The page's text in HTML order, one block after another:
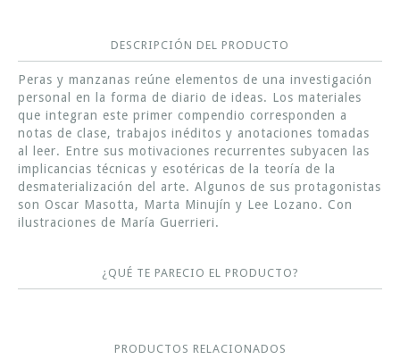
DESCRIPCIÓN DEL PRODUCTO
Peras y manzanas reúne elementos de una investigación
personal en la forma de diario de ideas. Los materiales
que integran este primer compendio corresponden a
notas de clase, trabajos inéditos y anotaciones tomadas
al leer. Entre sus motivaciones recurrentes subyacen las
implicancias técnicas y esotéricas de la teoría de la
desmaterialización del arte. Algunos de sus protagonistas
son Oscar Masotta, Marta Minujín y Lee Lozano. Con
ilustraciones de María Guerrieri.
¿QUÉ TE PARECIO EL PRODUCTO?
PRODUCTOS RELACIONADOS